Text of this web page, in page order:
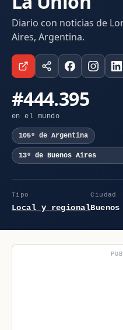
Diario con noticias de
Aires, Argentina.
#444.395
en el mundo
105º de Argentina
13º de Buenos Aires
Tipo
Local y regional
Ciudad